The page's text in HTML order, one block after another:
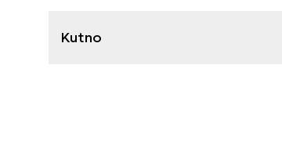
Kutno